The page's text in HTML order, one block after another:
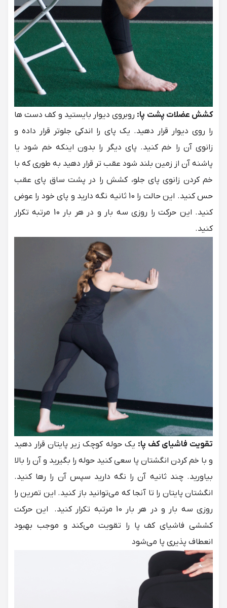
کشش عضلات پشت پا: روبروی دیوار بایستید و کف دست ها
را روی دیوار قرار دهید. یک پای را اندکی جلوتر قرار داده و
زانوی آن را خم کنید. پای دیگر را بدون اینکه خم شود یا
پاشنه آن از زمین بلند شود عقب تر قرار دهید به طوری که با
خم کردن زانوی پای جلو، کشش را در پشت ساق پای عقب
حس کنید. این حالت را 10 ثانیه نگه دارید و پای خود را عوض
کنید. این حرکت را روزی سه بار و در هر بار 10 مرتبه تکرار
کنید.
تقویت فاشیای کف پا: یک حوله کوچک زیر پایتان قرار دهید
و با خم کردن انگشتان پا سعی کنید حوله را بگیرید و آن را بالا
بیاورید. چند ثانیه آن را نگه دارید سپس آن را رها کنید.
انگشتان پایتان را تا آنجا که می‌توانید باز کنید. این تمرین را
روزی سه بار و در هر بار 10 مرتبه تکرار کنید. این حرکت
کششی فاشیای کف پا را تقویت می‌کند و موجب بهبود
انعطاف پذیری پا می‌شود